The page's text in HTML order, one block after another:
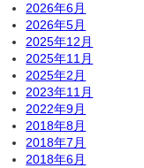
2026年6月
2026年5月
2025年12月
2025年11月
2025年2月
2023年11月
2022年9月
2018年8月
2018年7月
2018年6月